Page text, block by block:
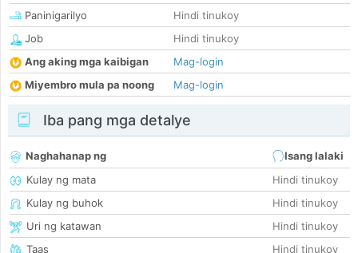
Paninigarilyo
Hindi tinukoy
Job
Hindi tinukoy
Ang aking mga kaibigan
Mag-login
Miyembro mula pa noong
Mag-login
Iba pang mga detalye
Naghahanap ng
Isang lalaki
Kulay ng mata
Hindi tinukoy
Kulay ng buhok
Hindi tinukoy
Uri ng katawan
Hindi tinukoy
Taas
Hindi tinukoy